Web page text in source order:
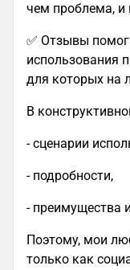
чем проблема, и
✅ Отзывы
использования
для которых на
В
- сценарии
- подробности,
- преимущества
Поэтому, мои
только как